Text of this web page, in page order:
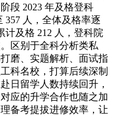
段 2023 年及格登科
357 人，全体及格率逐
计及格 212 人，登科院
区别于全科分析类私
磨、实题解析、面试指
科名校，打算后续深制
日留学人数持续回升，
应的升学合作也随之加
备考提拔进修效率，让